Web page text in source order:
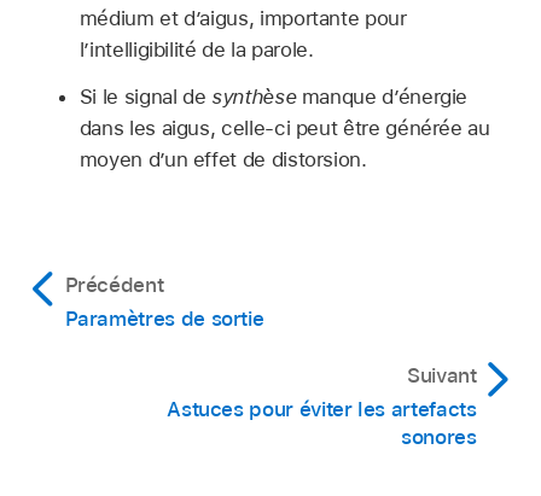
médium et d’aigus, importante pour
l’intelligibilité de la parole.
Si le signal de synthèsemanque d’énergie
dans les aigus, celle-ci peut être générée au
moyen d’un effet de distorsion.
Précédent
Paramètres de sortie
Suivant
Astuces pour éviter les artefacts
sonores